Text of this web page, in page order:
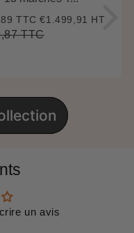
TTC€1.799,89
€1.499,91 HT
TTC€2.099,87
un avis